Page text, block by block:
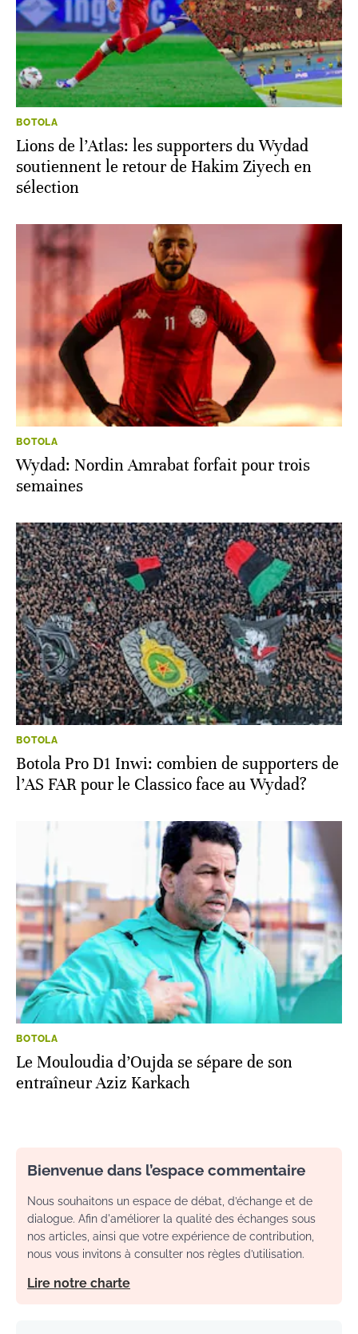
BOTOLA
Lions de l’Atlas: les supporters du Wydad
soutiennent le retour de Hakim Ziyech en
sélection
BOTOLA
Wydad: Nordin Amrabat forfait pour trois
semaines
BOTOLA
Botola Pro D1 Inwi: combien de supporters de
l’AS FAR pour le Classico face au Wydad?
BOTOLA
Le Mouloudia d’Oujda se sépare de son
entraîneur Aziz Karkach
Bienvenue dans l’espace commentaire
Nous souhaitons un espace de débat, d’échange et de
dialogue. Afin d'améliorer la qualité des échanges sous
nos articles, ainsi que votre expérience de contribution,
nous vous invitons à consulter nos règles d’utilisation.
Lire notre charte